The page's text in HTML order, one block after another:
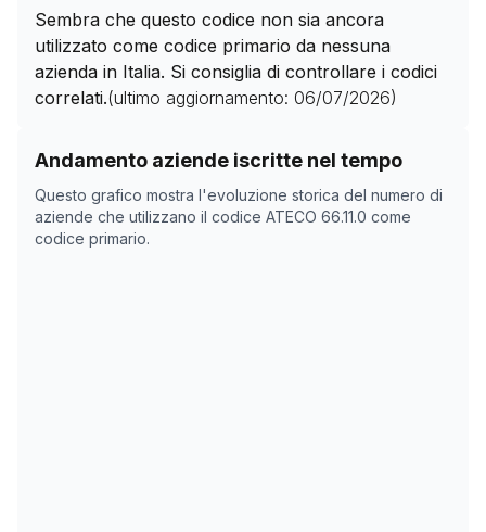
Sembra che questo codice non sia ancora
utilizzato come codice primario da nessuna
azienda in Italia. Si consiglia di controllare i codici
correlati.(ultimo aggiornamento: 06/07/2026)
Andamento aziende iscritte nel tempo
Questo grafico mostra l'evoluzione storica del numero di
aziende che utilizzano il codice ATECO 66.11.0 come
codice primario.
Storico numero di aziende con codice ATECO
Data rilevazione
20/04/2025
0
10/11/2025